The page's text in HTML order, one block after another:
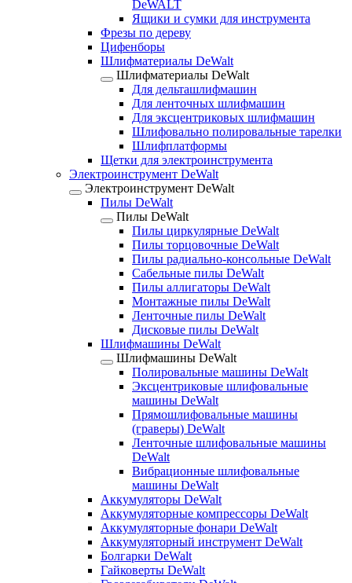
DeWALT
Ящики и сумки для инструмента
Фрезы по дереву
Цифенборы
Шлифматериалы DeWalt
Шлифматериалы DeWalt
Для дельташлифмашин
Для ленточных шлифмашин
Для эксцентриковых шлифмашин
Шлифовально полировальные тарелки
Шлифплатформы
Щетки для электроинструмента
Электроинструмент DeWalt
Электроинструмент DeWalt
Пилы DeWalt
Пилы DeWalt
Пилы циркулярные DeWalt
Пилы торцовочные DeWalt
Пилы радиально-консольные DeWalt
Сабельные пилы DeWalt
Пилы аллигаторы DeWalt
Монтажные пилы DeWalt
Ленточные пилы DeWalt
Дисковые пилы DeWalt
Шлифмашины DeWalt
Шлифмашины DeWalt
Полировальные машины DeWalt
Эксцентриковые шлифовальные
машины DeWalt
Прямошлифовальные машины
(граверы) DeWalt
Ленточные шлифовальные машины
DeWalt
Вибрационные шлифовальные
машины DeWalt
Аккумуляторы DeWalt
Аккумуляторные компрессоры DeWalt
Аккумуляторные фонари DeWalt
Аккумуляторный инструмент DeWalt
Болгарки DeWalt
Гайковерты DeWalt